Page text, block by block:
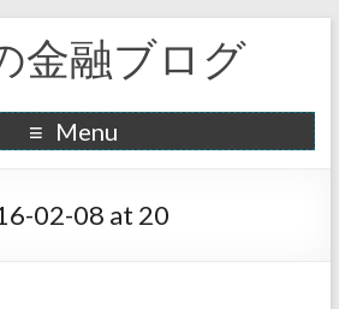
金融ブログ
Menu
02-08 at 20